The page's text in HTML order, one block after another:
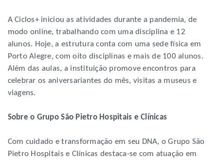
A Ciclos+ iniciou as atividades durante a pandemia, de
modo online, trabalhando com uma disciplina e 12
alunos. Hoje, a estrutura conta com uma sede física em
Porto Alegre, com oito disciplinas e mais de 100 alunos.
Além das aulas, a instituição promove encontros para
celebrar os aniversariantes do mês, visitas a museus e
viagens.
Sobre o Grupo São Pietro Hospitais e Clínicas
Com cuidado e transformação em seu DNA, o Grupo São
Pietro Hospitais e Clínicas destaca-se com atuação em